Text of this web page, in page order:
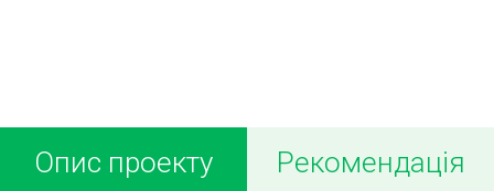
Опис проекту Рекомендація